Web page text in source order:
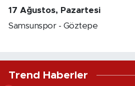
17 Ağustos, Pazartesi
Samsunspor - Göztepe
Trend Haberler